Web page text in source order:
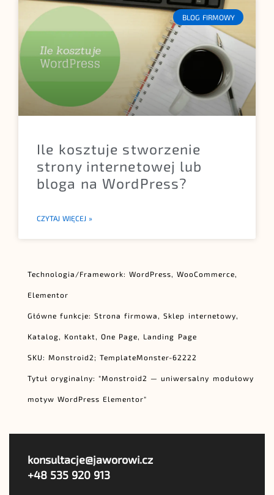
BLOG FIRMOWY
Ile kosztuje stworzenie
strony internetowej lub
bloga na WordPress?
CZYTAJ WIĘCEJ »
Technologia/Framework: WordPress, WooCommerce,
Elementor
Główne funkcje: Strona firmowa, Sklep internetowy,
Katalog, Kontakt, One Page, Landing Page
SKU: Monstroid2; TemplateMonster-62222
Tytuł oryginalny: "Monstroid2 — uniwersalny modułowy
motyw WordPress Elementor"
konsultacje@jaworowi.cz
+48 535 920 913